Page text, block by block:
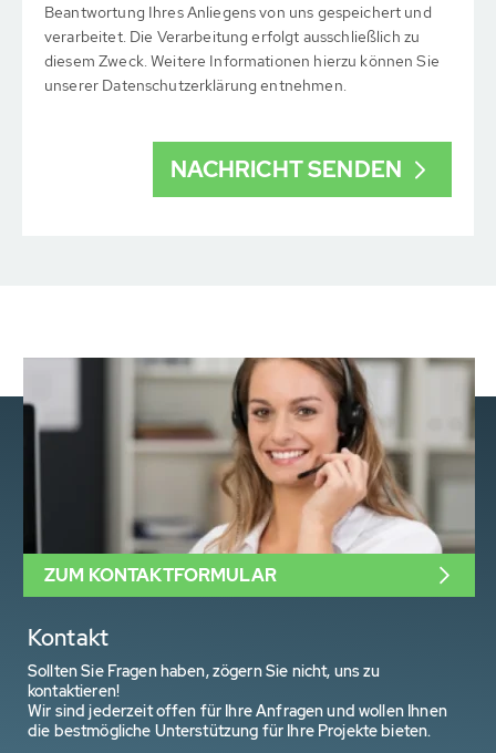
Beantwortung Ihres Anliegens von uns gespeichert und
verarbeitet. Die Verarbeitung erfolgt ausschließlich zu
diesem Zweck. Weitere Informationen hierzu können Sie
unserer Datenschutzerklärung entnehmen.
Kontakt
Sollten Sie Fragen haben, zögern Sie nicht, uns zu
kontaktieren!
Wir sind jederzeit offen für Ihre Anfragen und wollen Ihnen
die bestmögliche Unterstützung für Ihre Projekte bieten.
ZUM KONTAKTFORMULAR